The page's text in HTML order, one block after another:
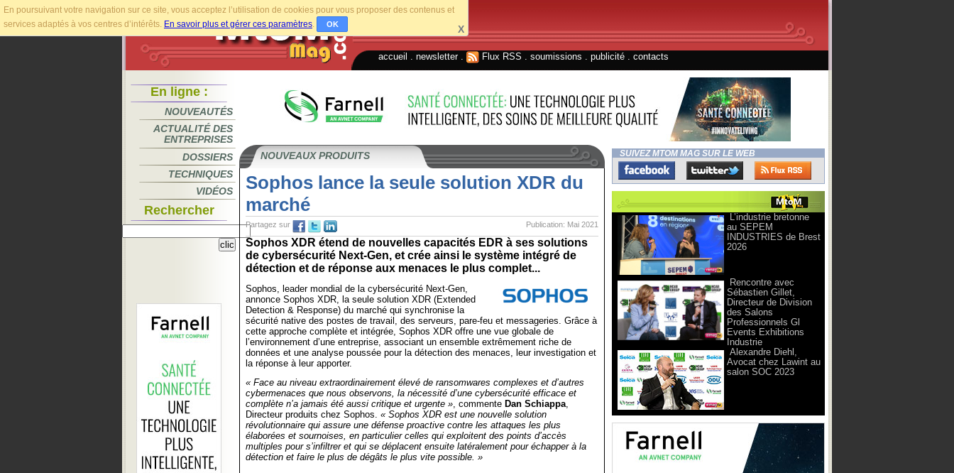
En poursuivant votre navigation sur ce site, vous acceptez l’utilisation de cookies pour vous proposer des contenus et
services adaptés à vos centres d’intérêts. En savoir plus et gérer ces paramètres. OK X
accueil newsletter. Flux RSS soumissions publicité contacts
En ligne :
NOUVEAUTÉS
ACTUALITÉ DES
ENTREPRISES
DOSSIERS
TECHNIQUES
VIDÉOS
Rechercher
NOUVEAUX PRODUITS
Sophos lance la seule solution XDR du
marché
Publication: Mai 2021
Partagez sur
Sophos XDR étend de nouvelles capacités EDR à ses solutions
de cybersécurité Next-Gen, et crée ainsi le système intégré de
détection et de réponse aux menaces le plus complet...
Sophos, leader mondial de la cybersécurité Next-Gen,
annonce Sophos XDR, la seule solution XDR (Extended
Detection & Response) du marché qui synchronise la
sécurité native des postes de travail, des serveurs, pare-feu et messageries. Grâce à
cette approche complète et intégrée, Sophos XDR offre une vue globale de
l’environnement d’une entreprise, associant un ensemble extrêmement riche de
données et une analyse poussée pour la détection des menaces, leur investigation et
la réponse à leur apporter.
« Face au niveau extraordinairement élevé de ransomwares complexes et d’autres
cybermenaces que nous observons, la nécessité d’une cybersécurité efficace et
complète n’a jamais été aussi critique et urgente », commente Dan Schiappa,
Directeur produits chez Sophos. « Sophos XDR est une nouvelle solution
révolutionnaire qui assure une défense proactive contre les attaques les plus
élaborées et sournoises, en particulier celles qui exploitent des points d’accès
multiples pour s’infiltrer et qui se déplacent ensuite latéralement pour échapper à la
détection et faire le plus de dégâts le plus vite possible. »
SUIVEZ MTOM MAG SUR LE WEB
L’industrie bretonne
au SEPEM
INDUSTRIES de Brest
2026
Rencontre avec
Sébastien Gillet,
Directeur de Division
des Salons
Professionnels Gl
Events Exhibitions
Industrie
Alexandre Diehl,
Avocat chez Lawint au
salon SOC 2023